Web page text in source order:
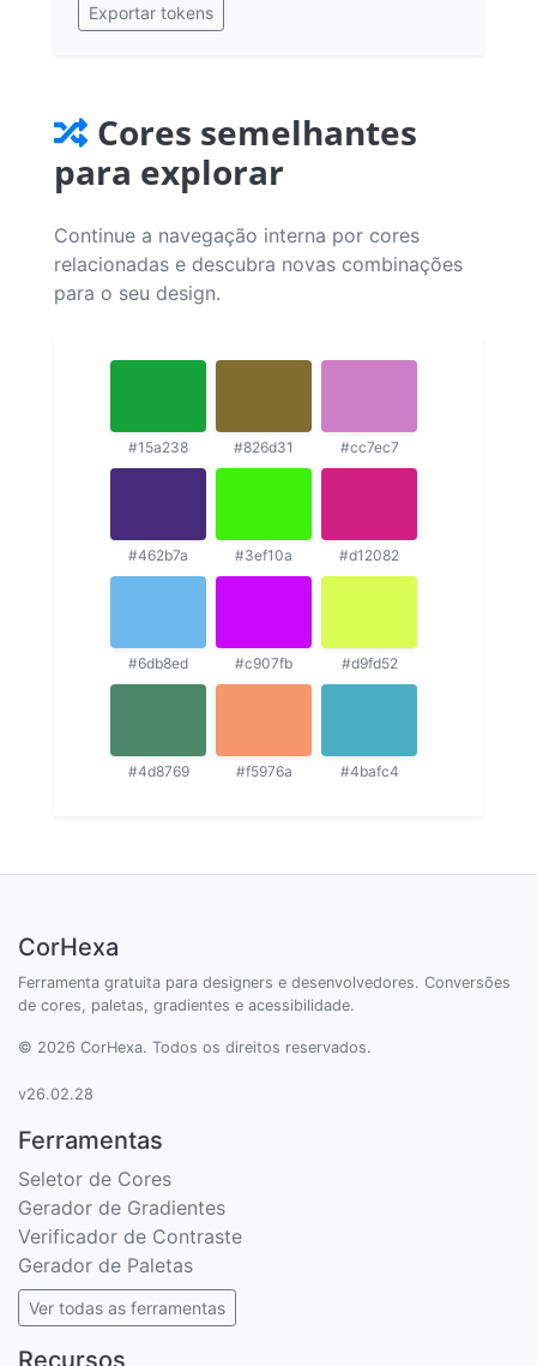
Exportar tokens
Cores semelhantes
para explorar
Continue a navegação interna por cores
relacionadas e descubra novas combinações
para o seu design.
#15a238 #826d31 #cc7ec7
#462b7a #3ef10a #d12082
#6db8ed #c907fb #d9fd52
#4d8769 #f5976a #4bafc4
CorHexa
Ferramenta gratuita para designers e desenvolvedores. Conversões
de cores, paletas, gradientes e acessibilidade.
© 2026 CorHexa. Todos os direitos reservados.
v26.02.28
Ferramentas
Seletor de Cores
Gerador de Gradientes
Verificador de Contraste
Gerador de Paletas
Ver todas as ferramentas
Recursos